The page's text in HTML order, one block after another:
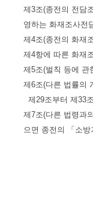
제3조(종전의 전담
영하는 화재조사전
제4조(종전의 화재
제4항에 따른 화재
제5조(벌칙 등에 관
제6조(다른 법률의
제29조부터 제33
제7조(다른 법령과
으면 종전의 「소